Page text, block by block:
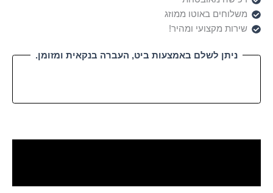
משלוחים באוטו ממוזג
שירות מקצועי ומהיר!
ניתן לשלם באמצעות ביט, העברה בנקאית ומזומן.